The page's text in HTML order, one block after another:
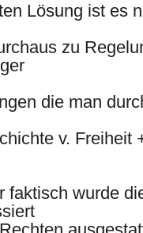
Lösung ist es
zu
die man
v. Freiheit
faktisch wurde